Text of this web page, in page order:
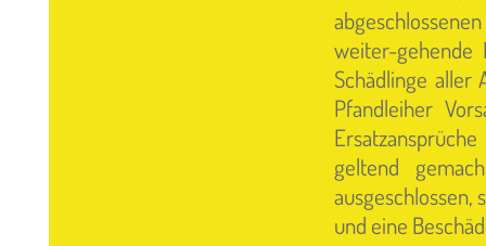
weiter-gehende
Schädlinge aller
Pfandleiher
geltend
ausgeschlossen,
und eine